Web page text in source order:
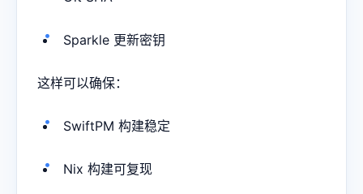
Sparkle 更新密钥
这样可以确保：
SwiftPM 构建稳定
Nix 构建可复现